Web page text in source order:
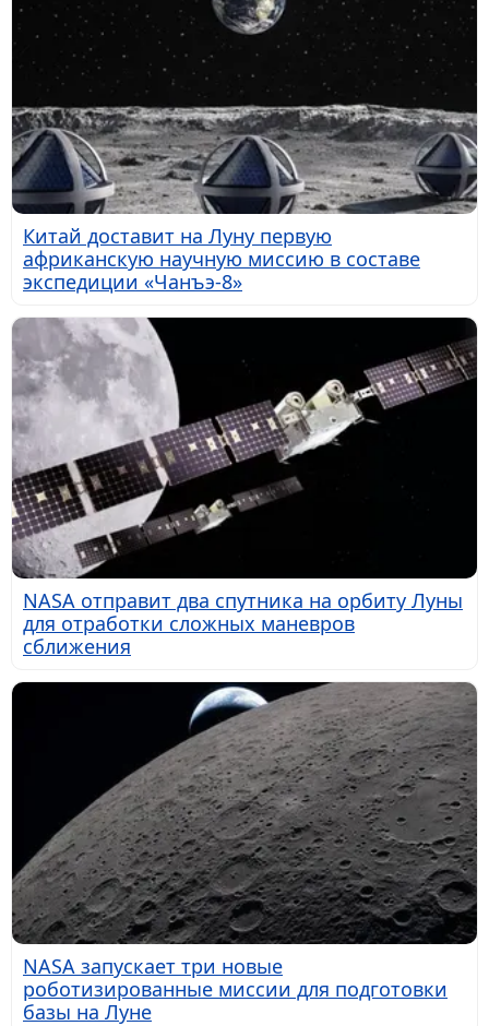
Китай доставит на Луну первую
африканскую научную миссию в составе
экспедиции «Чанъэ-8»
NASA отправит два спутника на орбиту Луны
для отработки сложных маневров
сближения
NASA запускает три новые
роботизированные миссии для подготовки
базы на Луне